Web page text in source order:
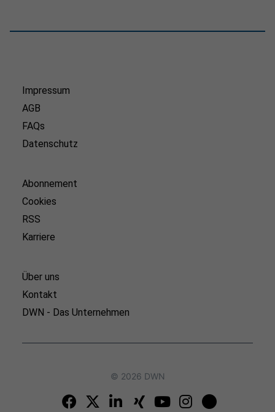
Impressum
AGB
FAQs
Datenschutz
Abonnement
Cookies
RSS
Karriere
Über uns
Kontakt
DWN - Das Unternehmen
© 2026 DWN